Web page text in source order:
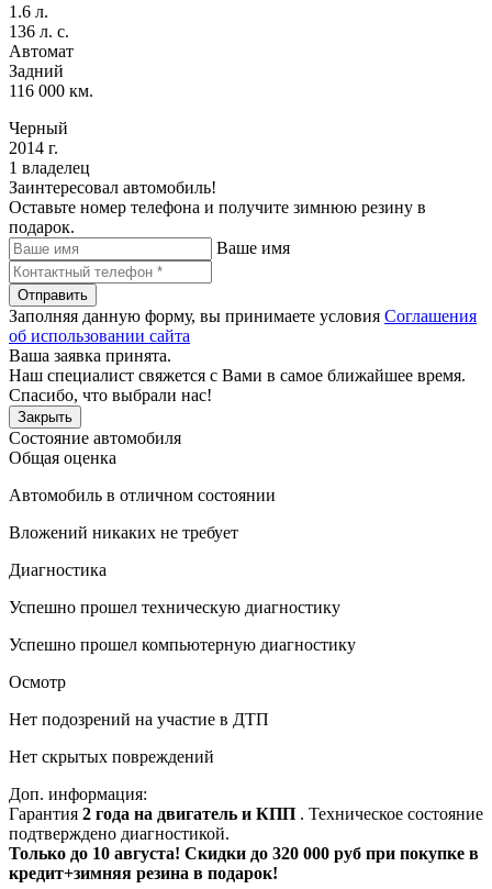
1.6 л.
136 л. с.
Автомат
Задний
116 000 км.
Черный
2014 г.
1 владелец
Заинтересовал автомобиль!
Оставьте номер телефона и получите зимнюю резину в
подарок.
Ваше имя
Отправить
Заполняя данную форму, вы принимаете условия Соглашения
об использовании сайта
Ваша заявка принята.
Наш специалист свяжется с Вами в самое ближайшее время.
Спасибо, что выбрали нас!
Закрыть
Состояние автомобиля
Общая оценка
Автомобиль в отличном состоянии
Вложений никаких не требует
Диагностика
Успешно прошел техническую диагностику
Успешно прошел компьютерную диагностику
Осмотр
Нет подозрений на участие в ДТП
Нет скрытых повреждений
Доп. информация:
Гарантия 2 года на двигатель и КПП . Техническое состояние
подтверждено диагностикой.
Только до 10 августа! Скидки до 320 000 руб при покупке в
кредит+зимняя резина в подарок!